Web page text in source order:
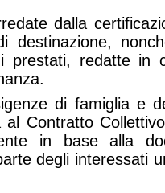
dalla
destinazione,
prestati, redatte in
di famiglia e
Contratto
in base alla
degli interessati